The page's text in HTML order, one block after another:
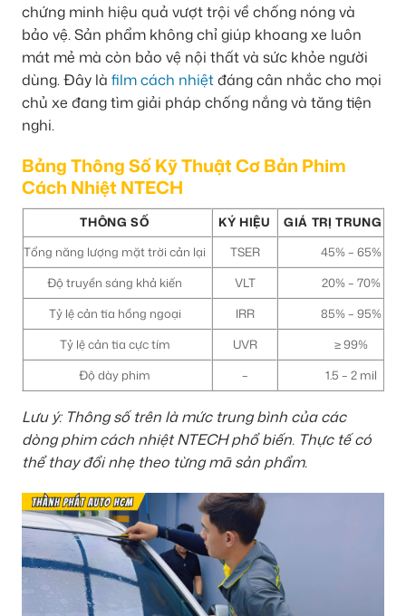
chứng minh hiệu quả vượt trội về chống nóng và
bảo vệ. Sản phẩm không chỉ giúp khoang xe luôn
mát mẻ mà còn bảo vệ nội thất và sức khỏe người
dùng. Đây là film cách nhiệtđáng cân nhắc cho mọi
chủ xe đang tìm giải pháp chống nắng và tăng tiện
nghi.
Bảng Thông Số Kỹ Thuật Cơ Bản Phim
Cách Nhiệt NTECH
THÔNG SỐ KÝ HIỆU
GIÁ TRỊ TRUNG
Tổng năng lượng mặt trời cản lại
TSER
45% – 65%
Độ truyền sáng khả kiến
VLT
20% – 70%
Tỷ lệ cản tia hồng ngoại
IRR
85% – 95%
Tỷ lệ cản tia cực tím
UVR
≥ 99%
Độ dày phim
– 1.5 – 2 mil
Lưu ý: Thông số trên là mức trung bình của các
dòng phim cách nhiệt NTECH phổ biến. Thực tế có
thể thay đổi nhẹ theo từng mã sản phẩm.